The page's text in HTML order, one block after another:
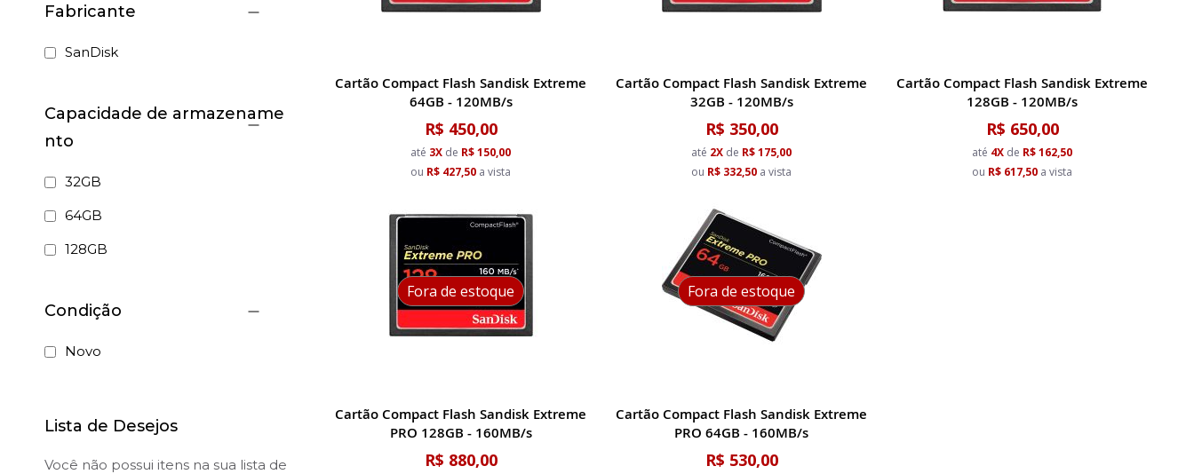
Cartão Compact Flash Sandisk Extreme
64GB - 120MB/s
R$ 450,00
até 3X de R$ 150,00
ou R$ 427,50 a vista
Cartão Compact Flash Sandisk Extreme
32GB - 120MB/s
R$ 350,00
até 2X de R$ 175,00
ou R$ 332,50 a vista
Cartão Compact Flash Sandisk Extreme
128GB - 120MB/s
R$ 650,00
até 4X de R$ 162,50
ou R$ 617,50 a vista
Fora de estoque
Cartão Compact Flash Sandisk Extreme
PRO 128GB - 160MB/s
R$ 880,00
Fora de estoque
Cartão Compact Flash Sandisk Extreme
PRO 64GB - 160MB/s
R$ 530,00
Fabricante
SanDisk
Capacidade de armazename
nto
32GB
64GB
128GB
Condição
Novo
Lista de Desejos
Você não possui itens na sua lista de